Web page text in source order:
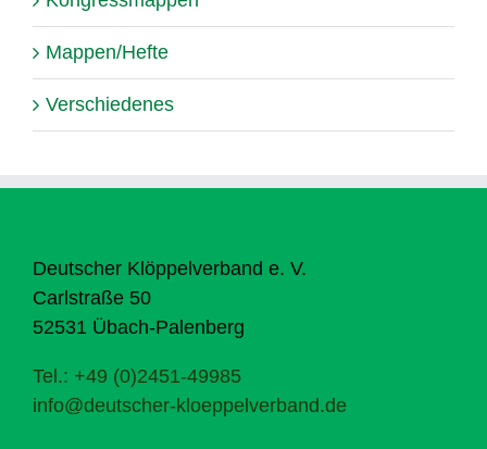
Mappen/Hefte
Verschiedenes
Deutscher Klöppelverband e. V.
Carlstraße 50
52531 Übach-Palenberg
Tel.: +49 (0)2451-49985
info@deutscher-kloeppelverband.de